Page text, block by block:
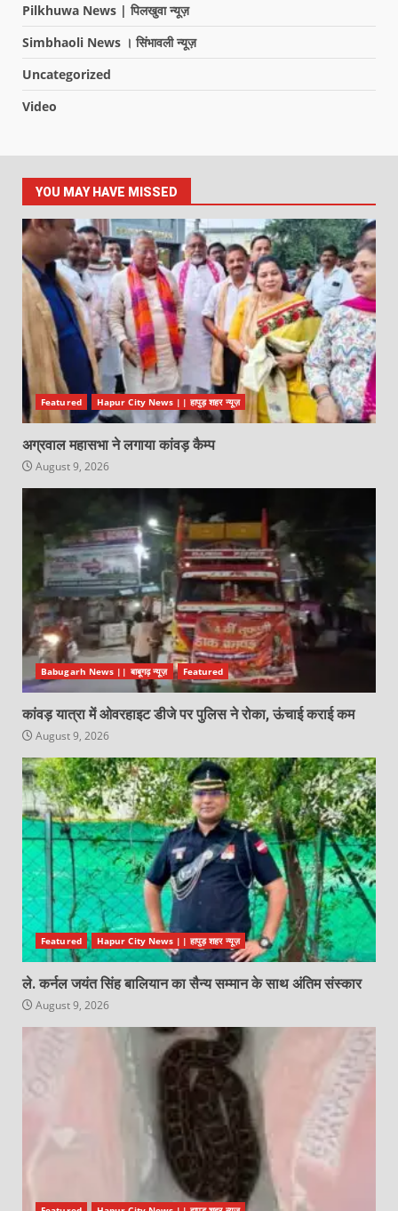
Pilkhuwa News | पिलखुवा न्यूज़
Simbhaoli News । सिंभावली न्यूज़
Uncategorized
Video
YOU MAY HAVE MISSED
Featured Hapur City News || हापुड़ शहर न्यूज़
अग्रवाल महासभा ने लगाया कांवड़ कैम्प
August 9, 2026
Babugarh News || बाबूगढ़ न्यूज़ Featured
कांवड़ यात्रा में ओवरहाइट डीजे पर पुलिस ने रोका, ऊंचाई कराई कम
August 9, 2026
Featured Hapur City News || हापुड़ शहर न्यूज़
ले. कर्नल जयंत सिंह बालियान का सैन्य सम्मान के साथ अंतिम संस्कार
August 9, 2026